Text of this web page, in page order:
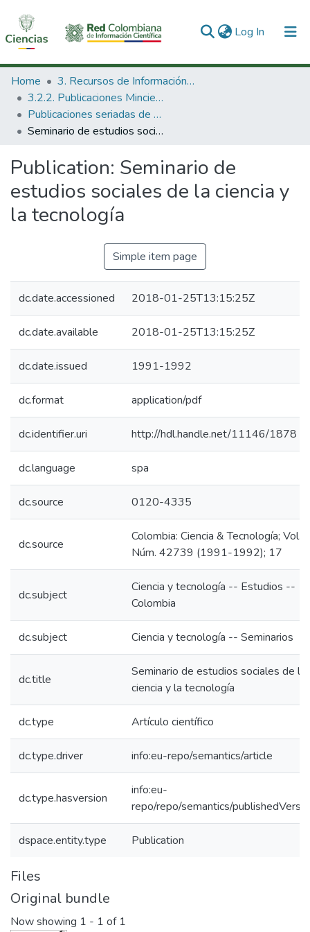
Log In (current)
Communities & Collections
All of DSpace
Statistics
Home
3. Recursos de Información Científica y Tecnológica
3.2.2. Publicaciones Minciencias
Publicaciones seriadas de Minciencias
Seminario de estudios sociales de la ciencia y la tecnología
Publication: Seminario de
estudios sociales de la ciencia y
la tecnología
Simple item page
dc.date.accessioned 2018-01-25T13:15:25Z
dc.date.available 2018-01-25T13:15:25Z
dc.date.issued 1991-1992
dc.format application/pdf
dc.identifier.uri http://hdl.handle.net/11146/1878
dc.language spa
dc.source 0120-4335
dc.source
Colombia: Ciencia & Tecnología; Vol.
Núm. 42739 (1991-1992); 17
dc.subject
Ciencia y tecnología -- Estudios --
Colombia
dc.subject Ciencia y tecnología -- Seminarios
dc.title
Seminario de estudios sociales de la
ciencia y la tecnología
dc.type Artículo científico
dc.type.driver info:eu-repo/semantics/article
dc.type.hasversion
info:eu-
repo/repo/semantics/
dspace.entity.type Publication
Files
Original bundle
Now showing 1 - 1 of 1